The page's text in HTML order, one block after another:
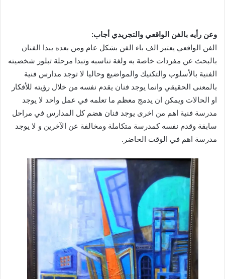
وعن رأيه بالفن الواقعي والتجريدي أجاب:
الفن الواقعي يعتبر الف باء الفن بشكل عام ومن بعده يبدا الفنان
بالبحث عن مفردات خاصة به ولغة تناسبه وتبدا مرحلة تبلور شخصيته
الفنية بالأسلوب والتكنيك والمواضيع وحاليا لا توجد مدارس فنية
بالمعنى الحقيقي وانما يوجد فنان يقدم نفسه من خلال رؤيته للأفكار
او الحالات ويمكن ان يدمج معظم ما تعلمه في عمل واحد لا يوجد
مدرسة فنية اهم من اخرى يوجد فنان هضم كل المدارس في مراحل
سابقة وقدم نفسه كمدرسة متكاملة ومخالفة عن الآخرين و لا يوجد
مدرسة اهم في الوقت الحاضر.